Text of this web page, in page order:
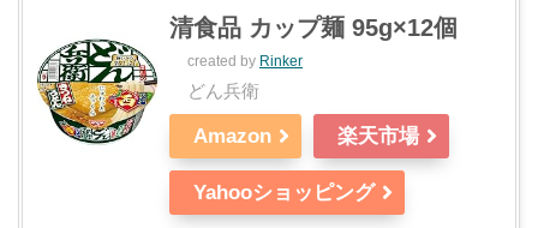
清食品 カップ麺 95g×12個
created by Rinker
どん兵衛
Amazon 楽天市場
Yahooショッピング